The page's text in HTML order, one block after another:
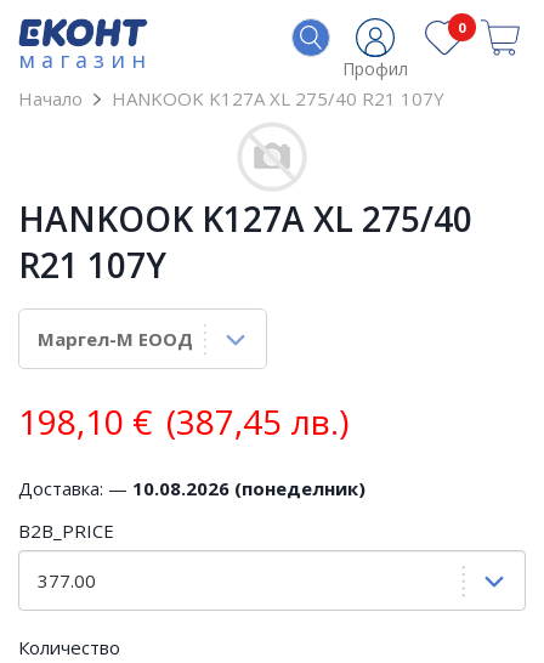
магазин Профил
0
Начало HANKOOK K127A XL 275/40 R21 107Y
HANKOOK K127A XL 275/40
R21 107Y
198,10 € (387,45 лв.)
Доставка: — 10.08.2026 (понеделник)
B2B_PRICE
Количество